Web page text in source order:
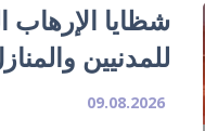
شظايا
للمدنيين
09.08.2026